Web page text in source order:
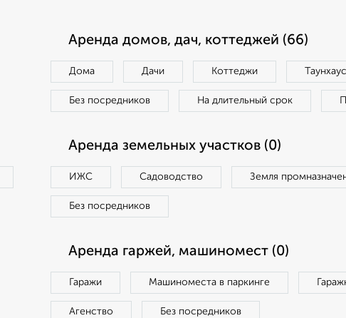
Аренда домов, дач, коттеджей (66)
Дома Дачи Коттеджи
Без посредников На длительный срок
Аренда земельных участков (0)
ИЖС Садоводство Земля
Без посредников
Аренда гаржей, машиномест (0)
Гаражи Машиноместа в паркинге
Агенство Без посредников